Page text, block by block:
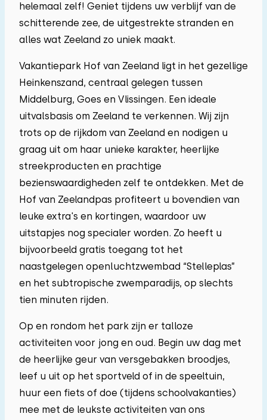
helemaal zelf! Geniet tijdens uw verblijf van de
schitterende zee, de uitgestrekte stranden en
alles wat Zeeland zo uniek maakt.
Vakantiepark Hof van Zeeland ligt in het gezellige
Heinkenszand, centraal gelegen tussen
Middelburg, Goes en Vlissingen. Een ideale
uitvalsbasis om Zeeland te verkennen. Wij zijn
trots op de rijkdom van Zeeland en nodigen u
graag uit om haar unieke karakter, heerlijke
streekproducten en prachtige
bezienswaardigheden zelf te ontdekken. Met de
Hof van Zeelandpas profiteert u bovendien van
leuke extra's en kortingen, waardoor uw
uitstapjes nog specialer worden. Zo heeft u
bijvoorbeeld gratis toegang tot het
naastgelegen openluchtzwembad “Stelleplas”
en het subtropische zwemparadijs, op slechts
tien minuten rijden.
Op en rondom het park zijn er talloze
activiteiten voor jong en oud. Begin uw dag met
de heerlijke geur van versgebakken broodjes,
leef u uit op het sportveld of in de speeltuin,
huur een fiets of doe (tijdens schoolvakanties)
mee met de leukste activiteiten van ons
17 18 19 20 21 22 23
31 01 02 03 04 05